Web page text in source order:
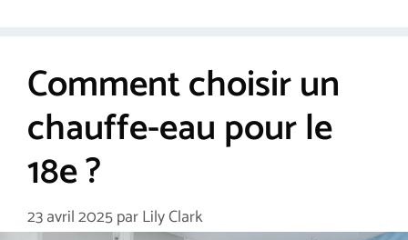
Comment choisir un
chauffe-eau pour le
18e ?
23 avril 2025parLily Clark